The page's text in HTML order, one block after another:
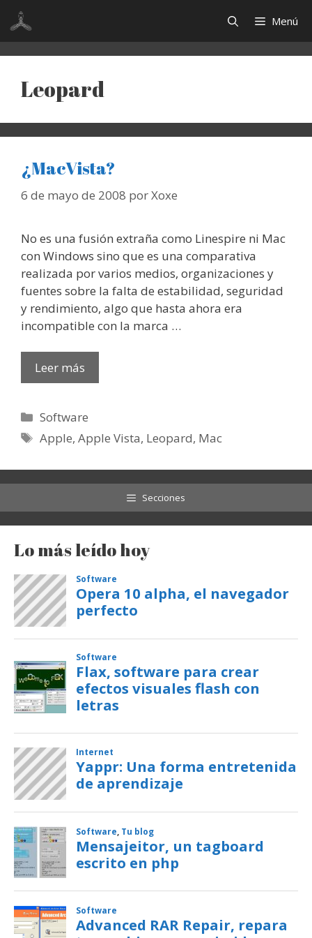
Saltar
contenido
Menú
Leopard
¿MacVista?
6 de mayo de 2008 porXoxe
No es una fusión extraña como Linespire ni Mac
con Windows sino que es una comparativa
realizada por varios medios, organizaciones y
fuentes sobre la falta de estabilidad, seguridad
y rendimiento, algo que hasta ahora era
incompatible con la marca …
Leer más
Categorías
Software
Etiquetas
Apple,Apple Vista, Leopard, Mac
Secciones
Lo más leído hoy